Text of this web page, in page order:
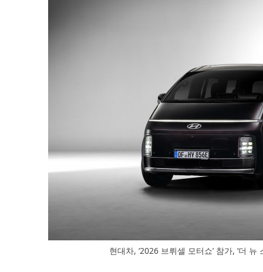
현대차, ‘2026 브뤼셀 모터쇼’ 참가, ‘더 뉴